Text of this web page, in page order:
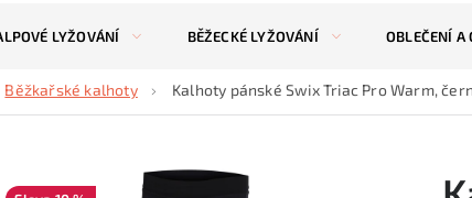
LYŽOVÁNÍ BĚŽECKÉ LYŽOVÁNÍ OBLEČENÍ A
Běžkařské kalhoty Kalhoty pánské Swix Triac Pro Warm,